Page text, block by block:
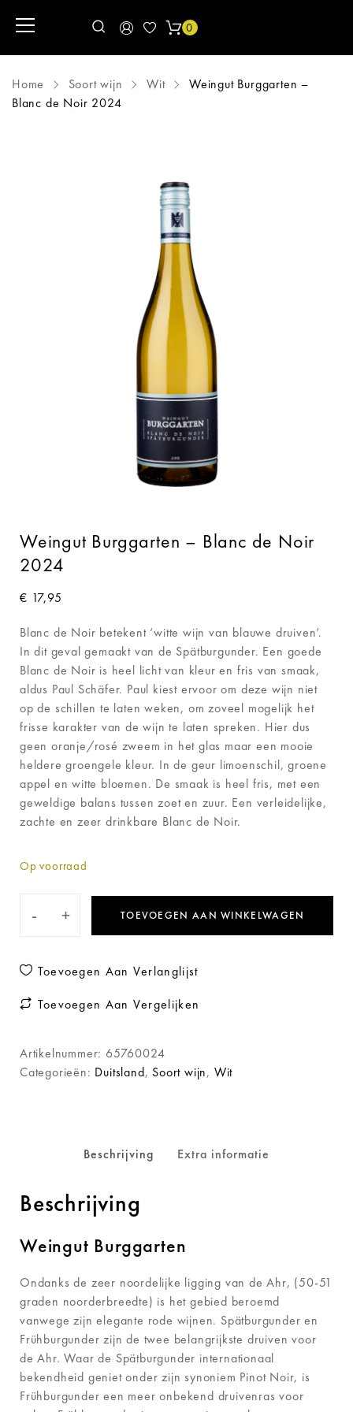
0
Home Soort wijn Wit
Weingut Burggarten –
Blanc de Noir 2024
Weingut Burggarten – Blanc de Noir
2024
€ 17,95
Blanc de Noir betekent ‘witte wijn van blauwe druiven’.
In dit geval gemaakt van de Spätburgunder. Een goede
Blanc de Noir is heel licht van kleur en fris van smaak,
aldus Paul Schäfer. Paul kiest ervoor om deze wijn niet
op de schillen te laten weken, om zoveel mogelijk het
frisse karakter van de wijn te laten spreken. Hier dus
geen oranje/rosé zweem in het glas maar een mooie
heldere groengele kleur. In de geur limoenschil, groene
appel en witte bloemen. De smaak is heel fris, met een
geweldige balans tussen zoet en zuur. Een verleidelijke,
zachte en zeer drinkbare Blanc de Noir.
Op voorraad
- + TOEVOEGEN AAN WINKELWAGEN
Toevoegen Aan Verlanglijst
Toevoegen Aan Vergelijken
Artikelnummer: 65760024
Categorieën: Duitsland, Soort wijn, Wit
Beschrijving Extra informatie
Beschrijving
Weingut Burggarten
Ondanks de zeer noordelijke ligging van de Ahr, (50-51
graden noorderbreedte) is het gebied beroemd
vanwege zijn elegante rode wijnen. Spätburgunder en
Frühburgunder zijn de twee belangrijkste druiven voor
de Ahr. Waar de Spätburgunder internationaal
bekendheid geniet onder zijn synoniem Pinot Noir, is
Frühburgunder een meer onbekend druivenras voor